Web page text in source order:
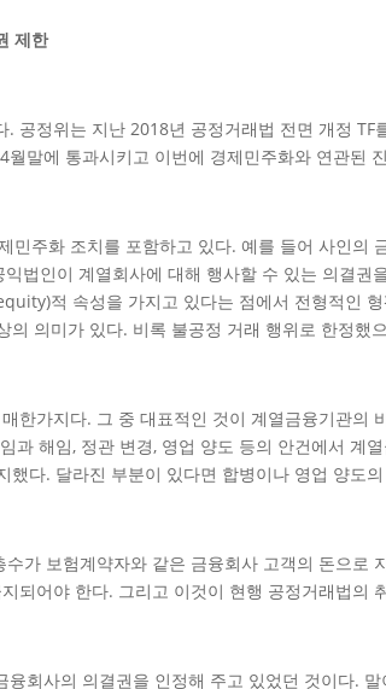
제한
공정위는 지난 2018년 공정거래법 전면 개정
말에 통과시키고 이번에 경제민주화와 연관된
민주화 조치를 포함하고 있다. 예를 들어 사인의
법인이 계열회사에 대해 행사할 수 있는 의결
적 속성을 가지고 있다는 점에서 전형적
의미가 있다. 비록 불공정 거래 행위로 한정했
한가지다. 그 중 대표적인 것이 계열금융기관
과 해임, 정관 변경, 영업 양도 등의 안건에서 계
다. 달라진 부분이 있다면 합병이나 영업 양도
가 보험계약자와 같은 금융회사 고객의 돈으
되어야 한다. 그리고 이것이 현행 공정거래법의
융회사의 의결권을 인정해 주고 있었던 것이다.